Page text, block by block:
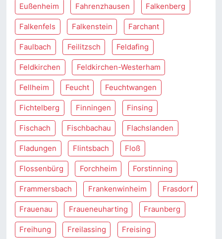
Eußenheim Fahrenzhausen Falkenberg
Falkenfels Falkenstein Farchant
Faulbach Feilitzsch Feldafing
Feldkirchen Feldkirchen-Westerham
Fellheim Feucht Feuchtwangen
Fichtelberg Finningen Finsing
Fischach Fischbachau Flachslanden
Fladungen Flintsbach Floß
Flossenbürg Forchheim Forstinning
Frammersbach Frankenwinheim Frasdorf
Frauenau Fraueneuharting Fraunberg
Freihung Freilassing Freising